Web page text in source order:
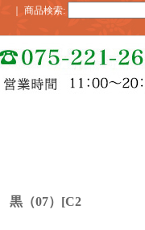
商品検索:
（07） [C2